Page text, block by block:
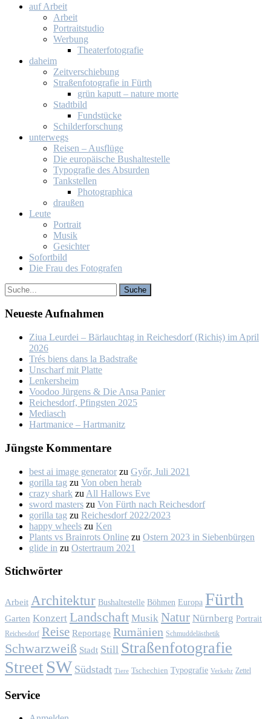
auf Ar­beit
Ar­beit
Por­trait­stu­dio
Wer­bung
Thea­ter­fo­to­gra­fie
da­heim
Zeit­ver­schie­bung
Stra­ßen­fo­to­gra­fie in Fürth
grün ka­putt – na­tu­re mor­te
Stadt­bild
Fund­stü­cke
Schil­der­for­schung
un­ter­wegs
Rei­sen – Aus­flü­ge
Die eu­ro­päi­sche Bus­hal­te­stel­le
Ty­po­gra­fie des Ab­sur­den
Tank­stel­len
Pho­to­gra­phi­ca
drau­ßen
Leu­te
Por­trait
Mu­sik
Ge­sich­ter
So­fort­bild
Die Frau des Fo­to­gra­fen
Neu­es­te Auf­nah­men
Ziua Leur­dei – Bär­lauch­tag in Rei­ches­dorf (Ri­chiș) im April
2026
Trés biens dans la Bad­stra­ße
Un­scharf mit Plat­te
Len­kers­heim
Voo­doo Jür­gens & Die An­sa Pa­nier
Rei­ches­dorf, Pfings­ten 2025
Me­dia­sch
Hart­ma­nice – Hart­ma­nitz
Jüngs­te Kom­men­ta­re
best ai image generator zu Győr, Ju­li 2021
gorilla tag zu Von oben her­ab
crazy shark zu All Hal­lows Eve
sword masters zu Von Fürth nach Rei­ches­dorf
gorilla tag zu Rei­ches­dorf 2022/2023
happy wheels zu Ken
Plants vs Brainrots Online zu Os­tern 2023 in Sie­ben­bür­gen
glide in zu Os­ter­traum 2021
Stich­wör­ter
Arbeit Architektur Bushaltestelle Böhmen Europa Fürth
Garten Konzert Landschaft Musik Natur Nürnberg Portrait
Reichesdorf Reise Reportage Rumänien Schmuddelästhetik
Schwarzweiß Stadt Still Straßenfotografie
Street SW Südstadt Tiere Tschechien Typografie Verkehr Zettel
Ser­vice